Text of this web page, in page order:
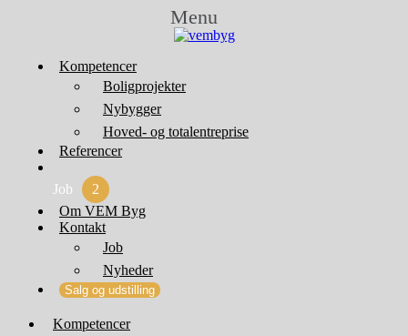
Menu
Kompetencer
Boligprojekter
Nybygger
Hoved- og totalentreprise
Referencer
Job
2
Om VEM Byg
Kontakt
Job
Nyheder
Salg og udstilling
Kompetencer